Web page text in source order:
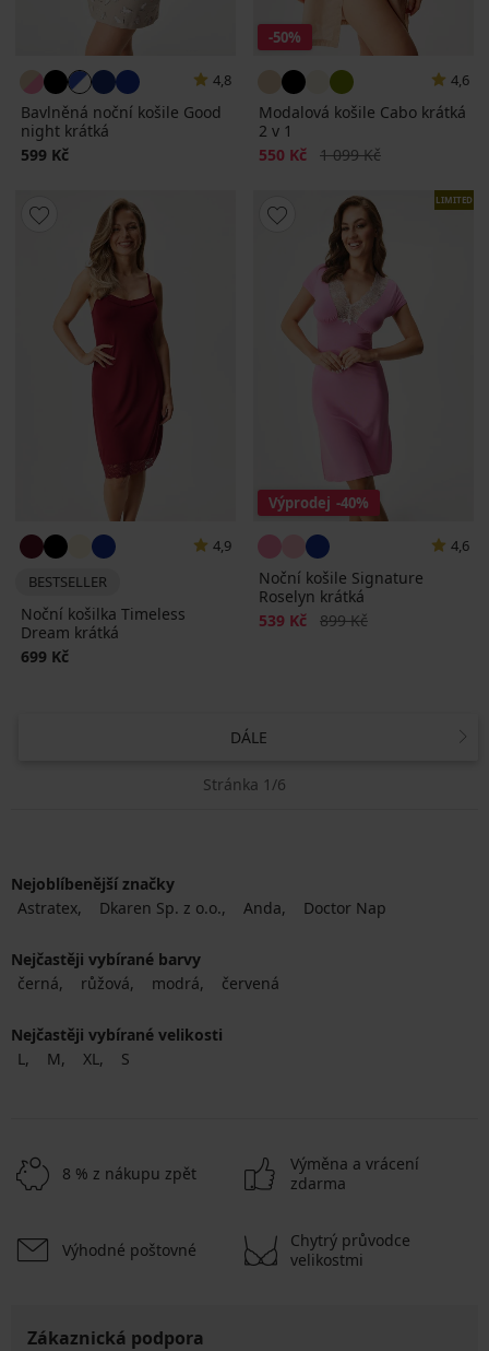
4,8
Bavlněná noční košile Good
night krátká
599 Kč
-50%
4,6
Modalová košile Cabo krátká
2 v 1
Sleva
550 Kč Původní cena
1 099 Kč
4,9
BESTSELLER
Noční košilka Timeless
Dream krátká
699 Kč
LIMITED
Výprodej -40%
4,6
Noční košile Signature
Roselyn krátká
Sleva
539 Kč Původní cena
899 Kč
DÁLE
Stránka 1/6
Nejoblíbenější značky
Astratex
Dkaren Sp. z o.o. Anda Doctor Nap
Nejčastěji vybírané barvy
černá
růžová modrá červená
Nejčastěji vybírané velikosti
L
M XL S
8 % z nákupu zpět
Výměna a vrácení
zdarma
Výhodné poštovné
Chytrý průvodce
velikostmi
Zákaznická podpora